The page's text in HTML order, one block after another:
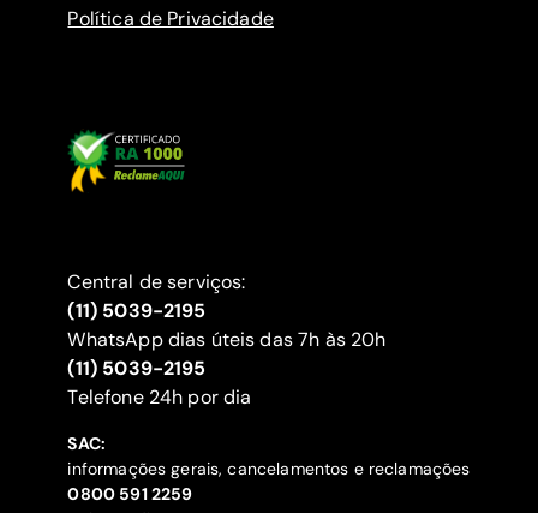
Política de Privacidade
Central de serviços:
(11) 5039-2195
WhatsApp dias úteis das 7h às 20h
(11) 5039-2195
‍Telefone 24h por dia
SAC:
informações gerais, cancelamentos e reclamações
‍0800 591 2259